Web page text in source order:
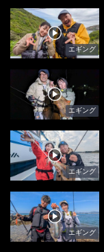
エギング
エギング
エギング
エギング